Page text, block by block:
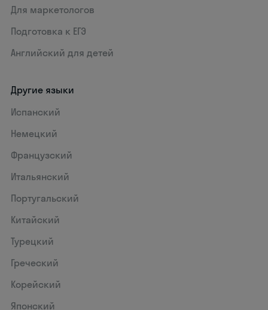
Для маркетологов
Подготовка к ЕГЭ
Английский для детей
Другие языки
Испанский
Немецкий
Французский
Итальянский
Португальский
Китайский
Турецкий
Греческий
Корейский
Японский